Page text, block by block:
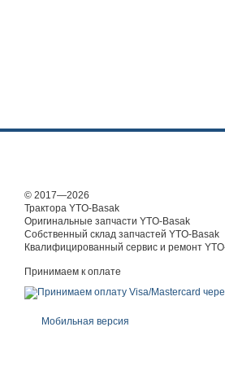
© 2017—2026
Трактора YTO-Basak
Оригинальные запчасти YTO-Basak
Собственный склад запчастей YTO-Basak
Квалифицированный сервис и ремонт
Принимаем к оплате
Мобильная версия